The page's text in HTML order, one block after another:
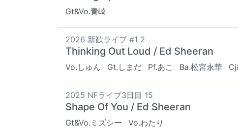
Gt&Vo.青崎
2026 新歓ライブ #1 2
Thinking Out Loud / Ed Sheeran
Vo.しゅん Gt.しまだ Pf.あこ Ba.松宮永華
2025 NFライブ3日目 15
Shape Of You / Ed Sheeran
Gt&Vo.ミズシー Vo.わたり